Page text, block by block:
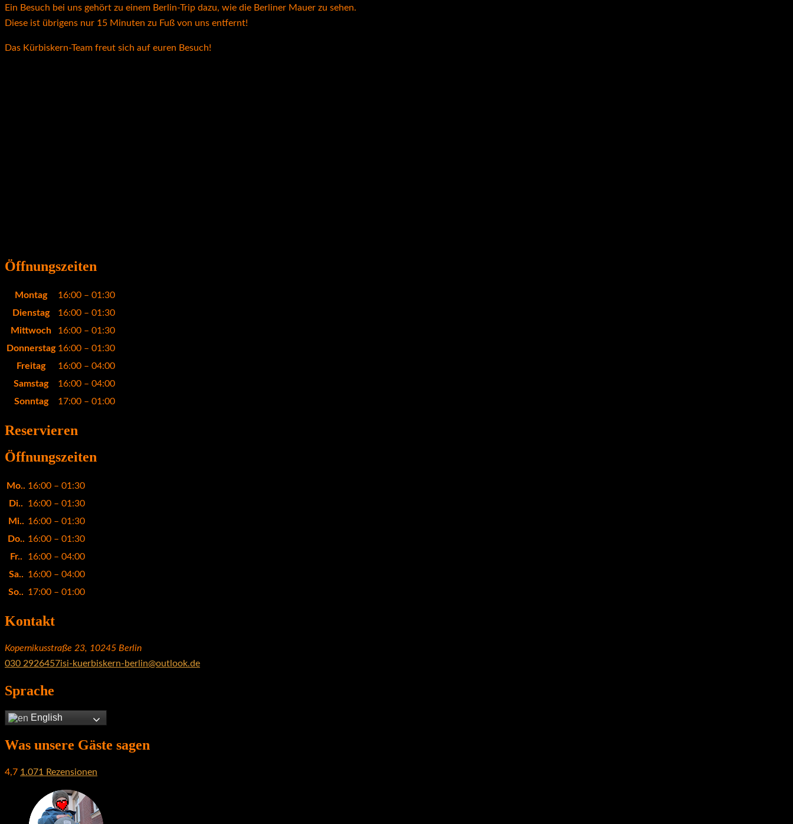
Ein Besuch bei uns gehört zu einem Berlin-Trip dazu, wie die Berliner Mauer zu sehen.
Diese ist übrigens nur 15 Minuten zu Fuß von uns entfernt!
Das Kürbiskern-Team freut sich auf euren Besuch!
Öffnungszeiten
Montag
16:00 – 01:30
Dienstag
16:00 – 01:30
Mittwoch
16:00 – 01:30
Donnerstag 16:00 – 01:30
Freitag
16:00 – 04:00
Samstag
16:00 – 04:00
Sonntag
17:00 – 01:00
Reservieren
Öffnungszeiten
Mo.. 16:00 – 01:30
Di..
16:00 – 01:30
Mi.. 16:00 – 01:30
Do.. 16:00 – 01:30
Fr..
16:00 – 04:00
Sa.. 16:00 – 04:00
So.. 17:00 – 01:00
Kontakt
Kopernikusstraße 23, 10245 Berlin
030 2926457isi-kuerbiskern-berlin@outlook.de
Sprache
English
Was unsere Gäste sagen
4,7 1.071 Rezensionen